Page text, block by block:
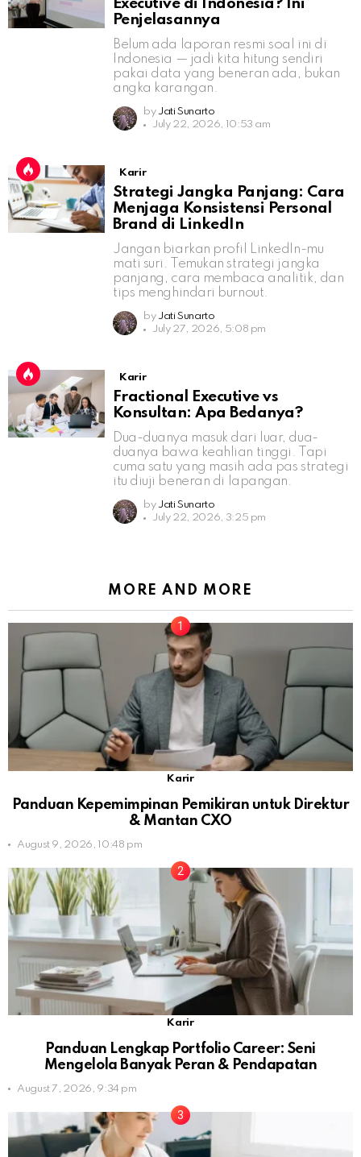
Executive di Indonesia? Ini
Penjelasannya
Belum ada laporan resmi soal ini di
Indonesia — jadi kita hitung sendiri
pakai data yang beneran ada, bukan
angka karangan.
by Jati Sunarto
July 22, 2026, 10:53 am
Karir
Strategi Jangka Panjang: Cara
Menjaga Konsistensi Personal
Brand di LinkedIn
Jangan biarkan profil LinkedIn-mu
mati suri. Temukan strategi jangka
panjang, cara membaca analitik, dan
tips menghindari burnout.
by Jati Sunarto
July 27, 2026, 5:08 pm
Karir
Fractional Executive vs
Konsultan: Apa Bedanya?
Dua-duanya masuk dari luar, dua-
duanya bawa keahlian tinggi. Tapi
cuma satu yang masih ada pas strategi
itu diuji beneran di lapangan.
by Jati Sunarto
July 22, 2026, 3:25 pm
MORE AND MORE
Karir
Panduan Kepemimpinan Pemikiran untuk Direktur
& Mantan CXO
August 9, 2026, 10:48 pm
Karir
Panduan Lengkap Portfolio Career: Seni
Mengelola Banyak Peran & Pendapatan
August 7, 2026, 9:34 pm